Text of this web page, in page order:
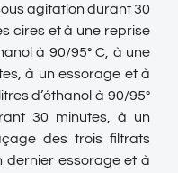
agitation durant 30
cires et à une reprise
à 90/95° C, à une
à un essorage et à
d’éthanol à 90/95°
30 minutes, à un
des trois filtrats
dernier essorage et à